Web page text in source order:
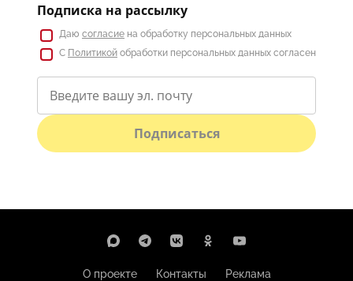
Подписка на рассылку
Даю согласие на обработку персональных данных
С Политикой обработки персональных данных согласен
Подписаться
О проекте Контакты
Реклама